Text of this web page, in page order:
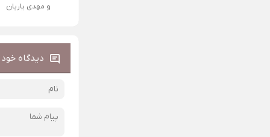
و مهدی یاریان
دیدگاه خود